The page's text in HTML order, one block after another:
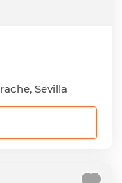
Sevilla